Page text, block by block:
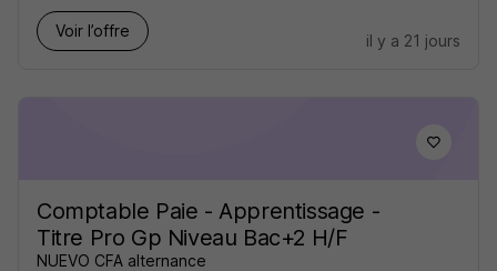
Voir l’offre
il y a 21 jours
Comptable Paie - Apprentissage -
Titre Pro Gp Niveau Bac+2 H/F
NUEVO CFA alternance